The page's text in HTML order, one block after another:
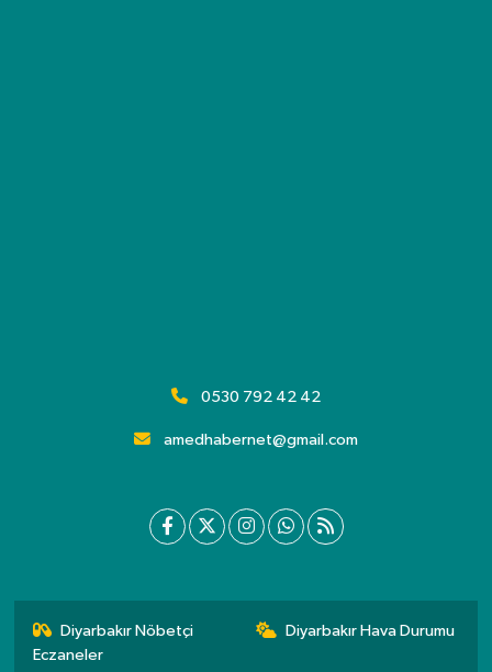
0530 792 42 42
amedhabernet@gmail.com
Diyarbakır Nöbetçi
Eczaneler
Diyarbakır Hava Durumu